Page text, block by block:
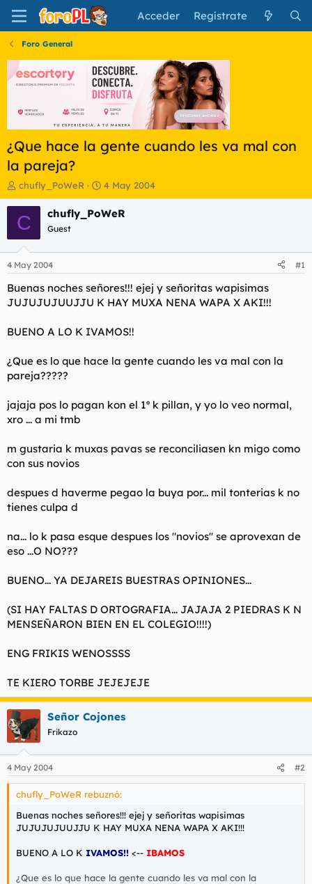
Acceder Regístrate
Foro General
¿Que hace la gente cuando les va mal con
la pareja?
I
n
i
c
a
d
o
r
d
e
t
m
a
chufly_PoWeR
F
e
c
i
n
i
c
o
4 May 2004
C chufly_PoWeR
Guest
4 May 2004 #1
Buenas noches señores!!! ejej y señoritas wapisimas
JUJUJUJUUJJU K HAY MUXA NENA WAPA X AKI!!!
BUENO A LO K IVAMOS!!
¿Que es lo que hace la gente cuando les va mal con la
pareja?????
jajaja pos lo pagan kon el 1º k pillan, y yo lo veo normal,
xro ... a mi tmb
m gustaria k muxas pavas se reconciliasen kn migo como
con sus novios
despues d haverme pegao la buya por... mil tonterias k no
tienes culpa d
na... lo k pasa esque despues los "novios" se aprovexan de
eso ...O NO???
BUENO... YA DEJAREIS BUESTRAS OPINIONES...
(SI HAY FALTAS D ORTOGRAFIA... JAJAJA 2 PIEDRAS K N
MENSEÑARON BIEN EN EL COLEGIO!!!!)
ENG FRIKIS WENOSSSS
TE KIERO TORBE JEJEJEJE
Señor Cojones
Frikazo
4 May 2004 #2
chufly_PoWeR rebuznó:
Buenas noches señores!!! ejej y señoritas wapisimas
JUJUJUJUUJJU K HAY MUXA NENA WAPA X AKI!!!
BUENO A LO K IVAMOS!! <-- IBAMOS
¿Que es lo que hace la gente cuando les va mal con la